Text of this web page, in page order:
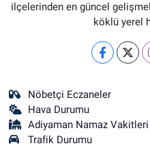
ilçelerinden en güncel
köklü yerel
Nöbetçi Eczaneler
Hava Durumu
Adiyaman Namaz Vakitleri
Trafik Durumu